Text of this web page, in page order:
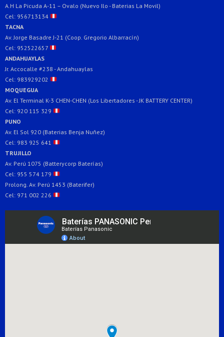
A.H La Picuda A-11 – Ovalo (Nuevo Ilo - Baterias La Movil)
Cel: 956713134
TACNA
Av. Jorge Basadre J-21 (Coop. Gregorio Albarracín)
Cel: 952522657
ANDAHUAYLAS
Jr. Accocalle #238 - Andahuaylas
Cel: 983929202
MOQUEGUA
Av. El Terminal K-3 CHEN-CHEN (Los Libertadores - JK BATTERY CENTER)
Cel: 920 115 329
PUNO
Av. El Sol 920 (Baterias Benja Nuñez)
Cel: 983 925 641
TRUJILLO
Av. Perú 1075 (Batterycorp Baterías)
Cel: 955 574 179
Prolong. Av. Perú 1453 (Baterifer)
Cel: 971 002 226